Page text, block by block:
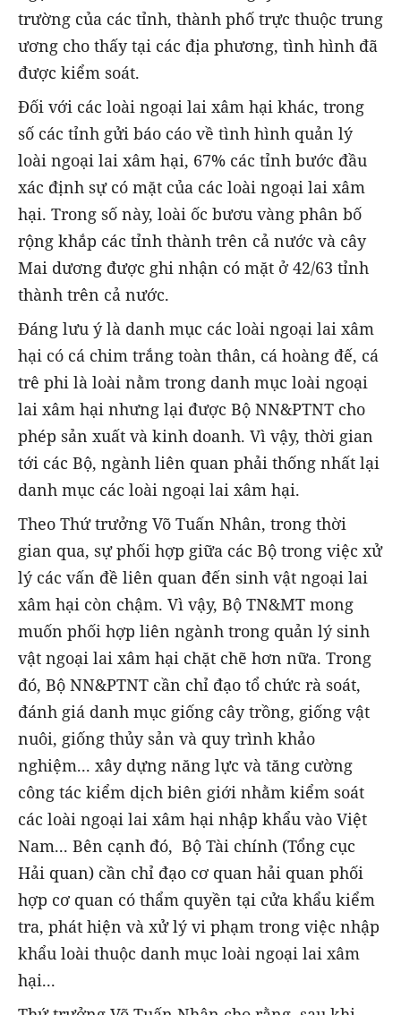
trường của các tỉnh, thành phố trực thuộc trung
ương cho thấy tại các địa phương, tình hình đã
được kiểm soát.
Đối với các loài ngoại lai xâm hại khác, trong
số các tỉnh gửi báo cáo về tình hình quản lý
loài ngoại lai xâm hại, 67% các tỉnh bước đầu
xác định sự có mặt của các loài ngoại lai xâm
hại. Trong số này, loài ốc bươu vàng phân bố
rộng khắp các tỉnh thành trên cả nước và cây
Mai dương được ghi nhận có mặt ở 42/63 tỉnh
thành trên cả nước.
Đáng lưu ý là danh mục các loài ngoại lai xâm
hại có cá chim trắng toàn thân, cá hoàng đế, cá
trê phi là loài nằm trong danh mục loài ngoại
lai xâm hại nhưng lại được Bộ NN&PTNT cho
phép sản xuất và kinh doanh. Vì vậy, thời gian
tới các Bộ, ngành liên quan phải thống nhất lại
danh mục các loài ngoại lai xâm hại.
Theo Thứ trưởng Võ Tuấn Nhân, trong thời
gian qua, sự phối hợp giữa các Bộ trong việc xử
lý các vấn đề liên quan đến sinh vật ngoại lai
xâm hại còn chậm. Vì vậy, Bộ TN&MT mong
muốn phối hợp liên ngành trong quản lý sinh
vật ngoại lai xâm hại chặt chẽ hơn nữa. Trong
đó, Bộ NN&PTNT cần chỉ đạo tổ chức rà soát,
đánh giá danh mục giống cây trồng, giống vật
nuôi, giống thủy sản và quy trình khảo
nghiệm... xây dựng năng lực và tăng cường
công tác kiểm dịch biên giới nhằm kiểm soát
các loài ngoại lai xâm hại nhập khẩu vào Việt
Nam... Bên cạnh đó, Bộ Tài chính (Tổng cục
Hải quan) cần chỉ đạo cơ quan hải quan phối
hợp cơ quan có thẩm quyền tại cửa khẩu kiểm
tra, phát hiện và xử lý vi phạm trong việc nhập
khẩu loài thuộc danh mục loài ngoại lai xâm
hại...